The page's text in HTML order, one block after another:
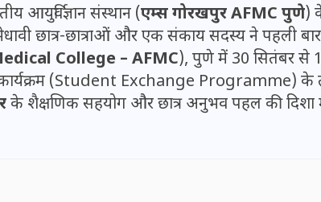
आयुर्विज्ञान संस्थान (एम्स गोरखपुर AFMC पुणे)
छात्र-छात्राओं और एक संकाय सदस्य ने पहली बार
College – AFMC), पुणे में 30 सितंबर से
कार्यक्रम (Student Exchange Programme) के
के शैक्षणिक सहयोग और छात्र अनुभव पहल की दिशा